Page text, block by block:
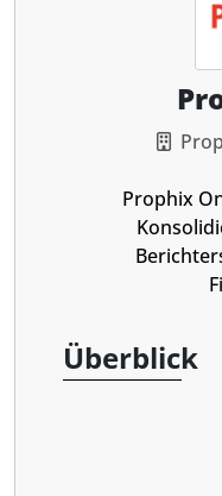
Prophix
Überblick